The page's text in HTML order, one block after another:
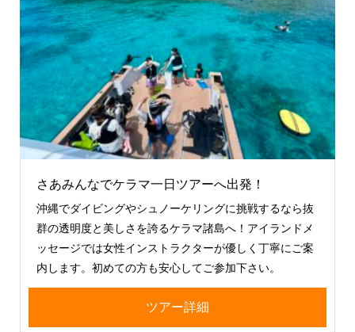
さあみんなでケラマ一日ツアーへ出発！
沖縄でダイビングやシュノーケリングに挑戦するなら抜
群の透明度と美しさを誇るケラマ諸島へ！アイランドメ
ッセージでは女性インストラクターが優しく丁寧にご案
内します。初めての方も安心してご参加下さい。
ツアー詳細